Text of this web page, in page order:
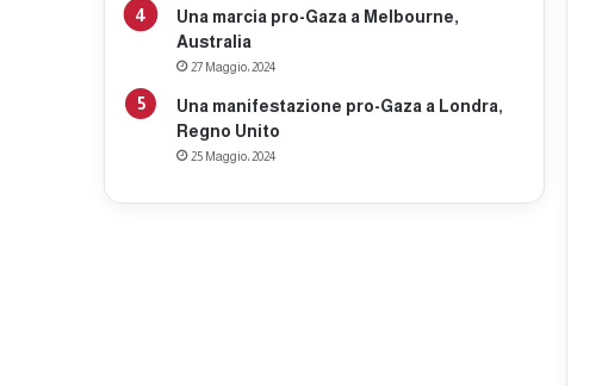
Una marcia pro-Gaza a Melbourne,
Australia
27 Maggio، 2024
Una manifestazione pro-Gaza a Londra,
Regno Unito
25 Maggio، 2024